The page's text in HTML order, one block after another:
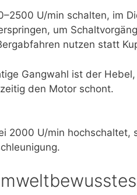
U/min schalten, im
um
nutzen statt
Gangwahl ist der
den Motor schont.
2000 U/min